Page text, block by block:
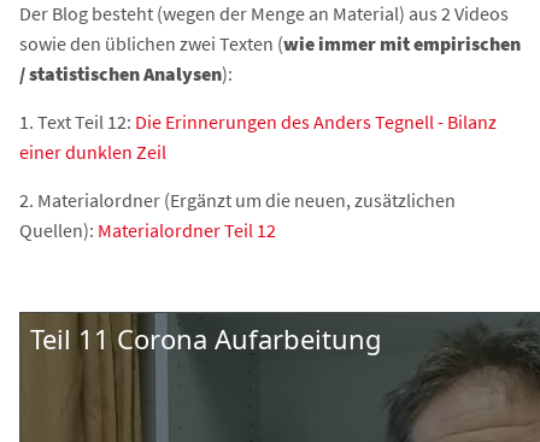
Der Blog besteht (wegen der Menge an Material) aus 2 Videos
sowie den üblichen zwei Texten (wie immer mit empirischen
/ statistischen Analysen):
1. Text Teil 12: Die Erinnerungen des Anders Tegnell - Bilanz
einer dunklen Zeil
2. Materialordner (Ergänzt um die neuen, zusätzlichen
Quellen): Materialordner Teil 12